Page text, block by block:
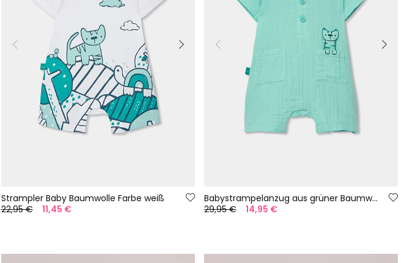
Strampler Baby Baumwolle Farbe weiß
22,95 €
11,45 €
Babystrampelanzug aus grüner Baumwolle
29,95 €
14,95 €